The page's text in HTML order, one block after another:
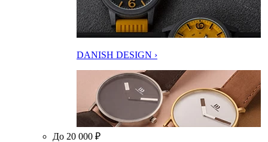
DANISH DESIGN ›
До 20 000 ₽